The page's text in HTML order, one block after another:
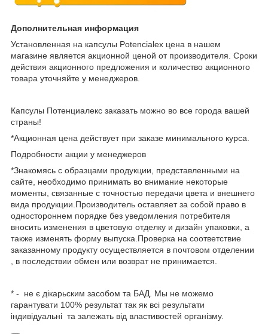
Дополнительная информация
Установленная на капсулы Potencialex цена в нашем
магазине является акционной ценой от производителя. Сроки
действия акционного предложения и количество акционного
товара уточняйте у менеджеров.
Капсулы Потенциалекс заказать можно во все города вашей
страны!
*Акционная цена действует при заказе минимального курса.
Подробности акции у менеджеров
*Знакомясь с образцами продукции, представленными на
сайте, необходимо принимать во внимание некоторые
моменты, связанные с точностью передачи цвета и внешнего
вида продукции.Производитель оставляет за собой право в
одностороннем порядке без уведомления потребителя
вносить изменения в цветовую отделку и дизайн упаковки, а
также изменять форму выпуска.Проверка на соответствие
заказанному продукту осуществляется в почтовом отделении
, в последствии обмен или возврат не принимается.
* - не є дікарьским засобом та БАД. Мы не можемо
гарантувати 100% результат так як всі результати
індивідуальні та залежать від властивостей організму.